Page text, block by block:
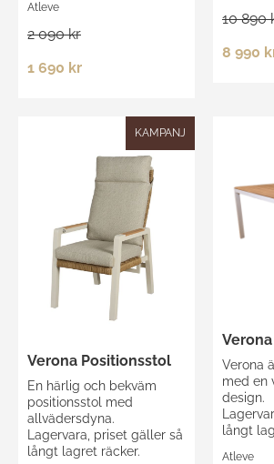
Atleve
2 090 kr
1 690 kr
10 890
8 990
KAMPANJ
Verona Positionsstol
En härlig och bekväm
positionsstol med
allvädersdyna.
Lagervara, priset gäller så
långt lagret räcker.
Verona
med en
design.
långt
Atleve